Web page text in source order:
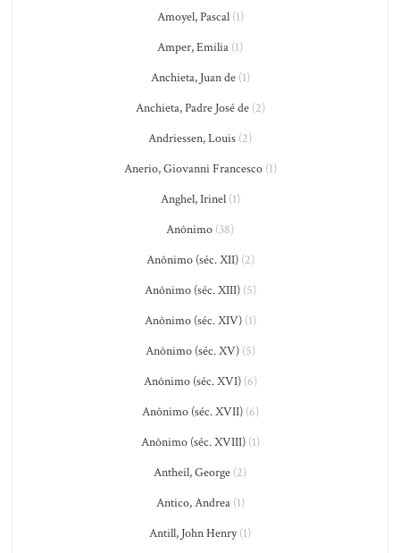
Amoyel, Pascal(1)
Amper, Emilia (1)
Anchieta, Juan de(1)
Anchieta, Padre José de(2)
Andriessen, Louis (2)
Anerio, Giovanni Francesco(1)
Anghel, Irinel(1)
Anônimo (38)
Anônimo (séc. XII)(2)
Anônimo (séc. XIII)(5)
Anônimo (séc. XIV)(1)
Anônimo (séc. XV)(5)
Anônimo (séc. XVI)(6)
Anônimo (séc. XVII)(6)
Anônimo (séc. XVIII)(1)
Antheil, George (2)
Antico, Andrea(1)
Antill, John Henry(1)